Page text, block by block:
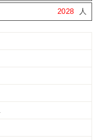
2028 人